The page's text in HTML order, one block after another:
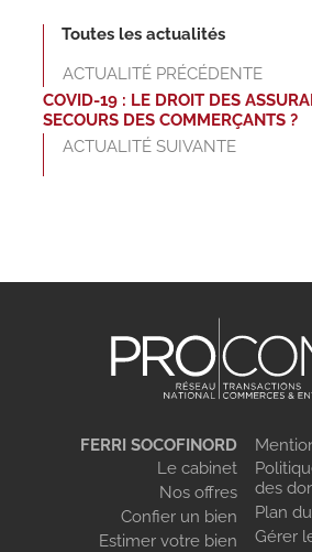
Toutes les actualités
ACTUALITÉ PRÉCÉDENTE
COVID-19 : LE DROIT DES
SECOURS DES COMMERÇANTS ?
ACTUALITÉ SUIVANTE
FERRI SOCOFINORD
Le cabinet
Nos offres
Confier un bien
Estimer votre bien
des
Plan
Gérer